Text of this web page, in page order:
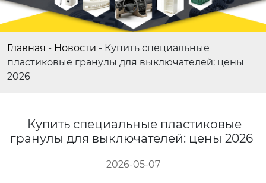
Главная - Новости - Купить специальные
пластиковые гранулы для выключателей: цены
2026
Купить специальные пластиковые
гранулы для выключателей: цены 2026
2026-05-07